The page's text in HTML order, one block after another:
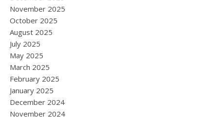
November 2025
October 2025
August 2025
July 2025
May 2025
March 2025
February 2025
January 2025
December 2024
November 2024